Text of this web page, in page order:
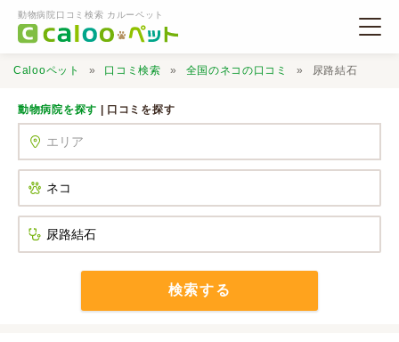
動物病院口コミ検索 カルーペット
口コミ検索
Calooペット 口コミ検索 全国のネコの口コミ 尿路結石
動物病院を探す | 口コミを探す
検索する